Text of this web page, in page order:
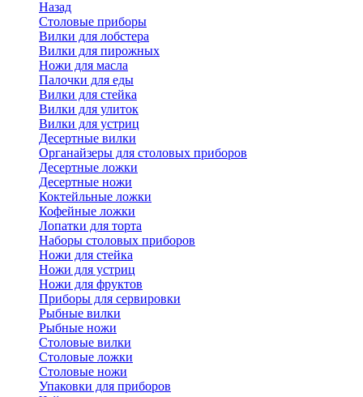
Назад
Cтоловые приборы
Вилки для лобстера
Вилки для пирожных
Ножи для масла
Палочки для еды
Вилки для стейка
Вилки для улиток
Вилки для устриц
Десертные вилки
Органайзеры для столовых приборов
Десертные ложки
Десертные ножи
Коктейльные ложки
Кофейные ложки
Лопатки для торта
Наборы столовых приборов
Ножи для стейка
Ножи для устриц
Ножи для фруктов
Приборы для сервировки
Рыбные вилки
Рыбные ножи
Столовые вилки
Столовые ложки
Столовые ножи
Упаковки для приборов